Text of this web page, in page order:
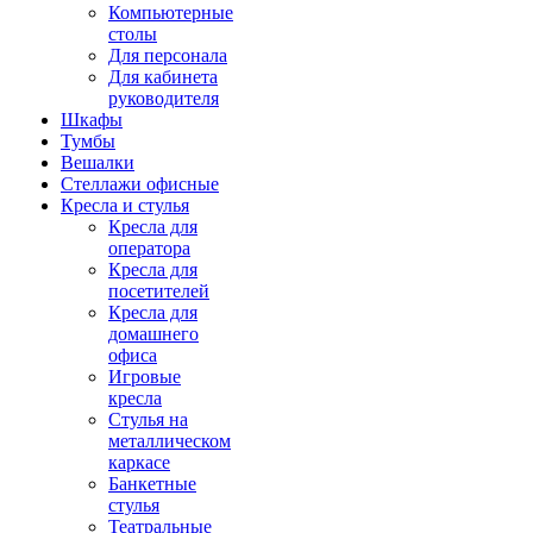
Компьютерные
столы
Для персонала
Для кабинета
руководителя
Шкафы
Тумбы
Вешалки
Стеллажи офисные
Кресла и стулья
Кресла для
оператора
Кресла для
посетителей
Кресла для
домашнего
офиса
Игровые
кресла
Стулья на
металлическом
каркасе
Банкетные
стулья
Театральные